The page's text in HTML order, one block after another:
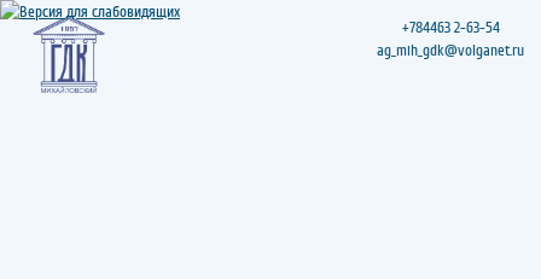
+784463 2-63-54
ag_mih_gdk@volganet.ru